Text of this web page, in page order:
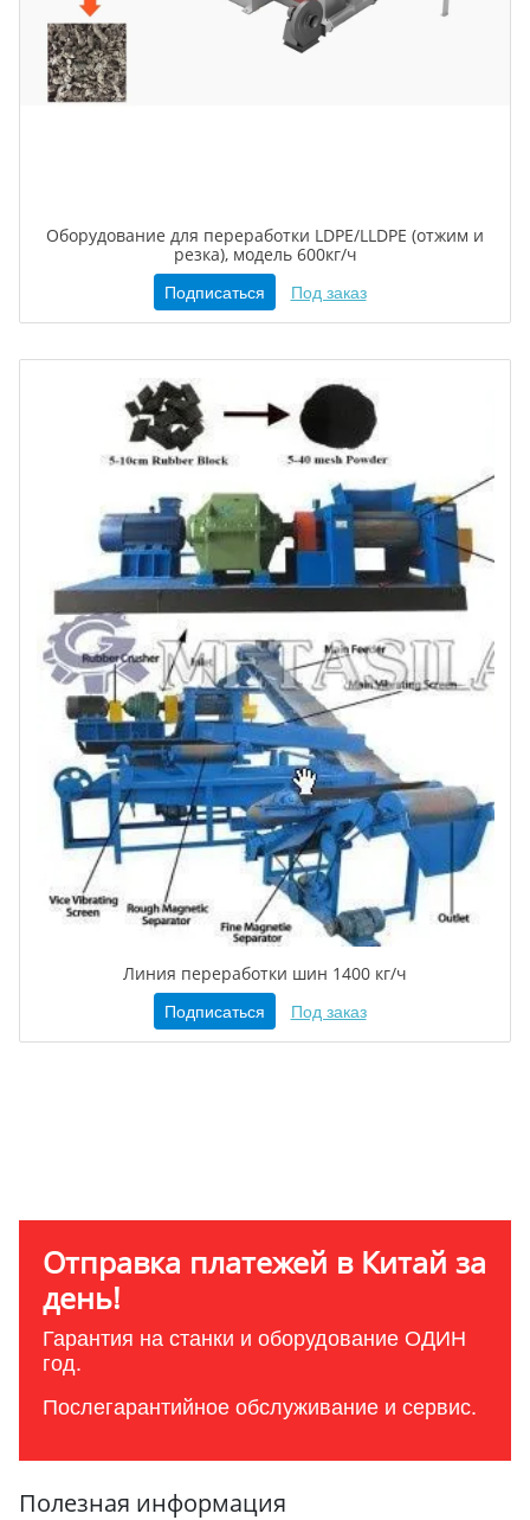
Оборудование для переработки LDPE/LLDPE (отжим и
резка), модель 600кг/ч
Подписаться Под заказ
Линия переработки шин 1400 кг/ч
Подписаться Под заказ
Отправка платежей в Китай за
день!
Гарантия на станки и оборудование ОДИН
год.
Послегарантийное обслуживание и сервис.
Полезная информация